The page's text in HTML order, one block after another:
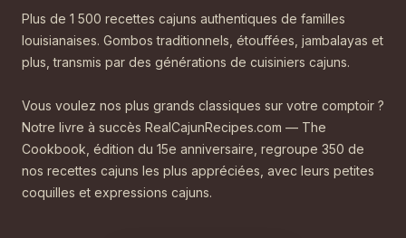
Plus de 1 500 recettes cajuns authentiques de familles
louisianaises. Gombos traditionnels, étouffées, jambalayas et
plus, transmis par des générations de cuisiniers cajuns.
Vous voulez nos plus grands classiques sur votre comptoir ?
Notre livre à succès RealCajunRecipes.com — The
Cookbook, édition du 15e anniversaire, regroupe 350 de
nos recettes cajuns les plus appréciées, avec leurs petites
coquilles et expressions cajuns.